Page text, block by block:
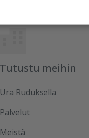
Tutustu meihin
Ura Ruduksella
Palvelut
Meistä